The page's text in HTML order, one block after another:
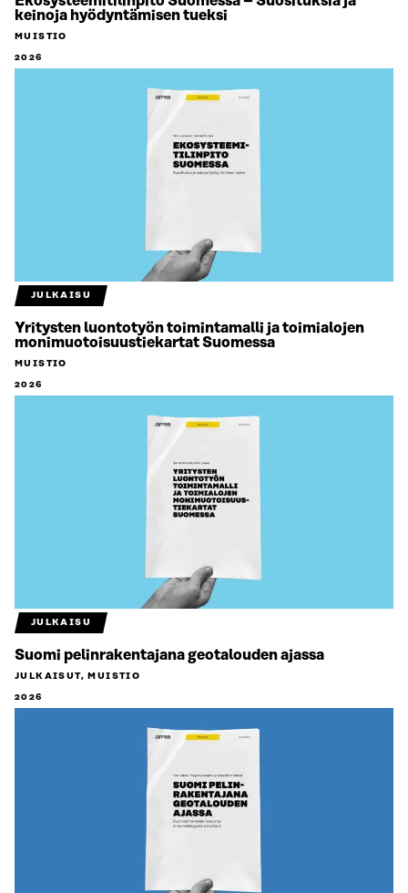
keinoja hyödyntämisen tueksi
MUISTIO
2026
JULKAISU
Yritysten luontotyön toimintamalli ja toimialojen
monimuotoisuustiekartat Suomessa
MUISTIO
2026
JULKAISU
Suomi pelinrakentajana geotalouden ajassa
JULKAISUT, MUISTIO
2026